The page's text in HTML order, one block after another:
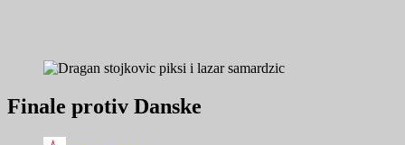
Finale protiv Danske